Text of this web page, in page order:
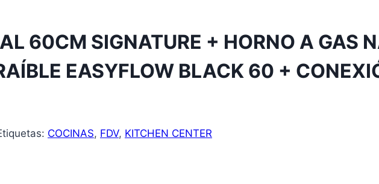
60CM SIGNATURE + HORNO A GAS
EASYFLOW BLACK 60 +
COCINAS, FDV, KITCHEN CENTER